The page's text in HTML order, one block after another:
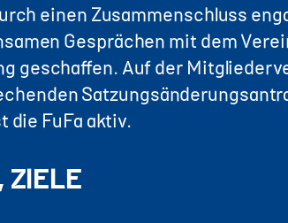
einen Zusammenschluss
Gesprächen mit dem
geschaffen. Auf der
die FuFa aktiv.
ZIELE